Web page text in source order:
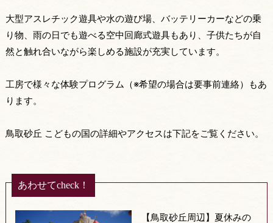
大型アスレチック遊具や水の遊び場、バッテリーカーなどの乗
り物、雨の日でも遊べる空中回廊式遊具もあり、子供たちが自
然と触れ合いながら楽しめる施設が充実しています。
工房で様々な体験プログラム（※希望の場合は要事前連絡）もあ
ります。
鳥取砂丘 こどもの国の詳細やアクセスは下記をご覧ください。
あわせてcheck！
【鳥取砂丘周辺】夏休みの